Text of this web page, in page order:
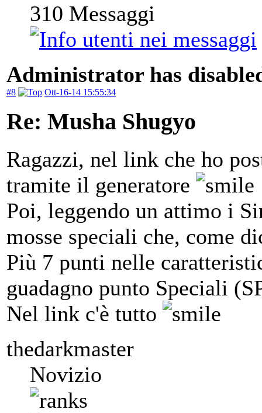
310 Messaggi
Administrator has
#8 Ott-16-14 15:55:34
Re: Musha Shugyo
Ragazzi, nel link che ho
tramite il generatore
Poi, leggendo un attimo i
mosse speciali che, come
Più 7 punti nelle
guadagno punto Speciali
Nel link c'è tutto
thedarkmaster
Novizio